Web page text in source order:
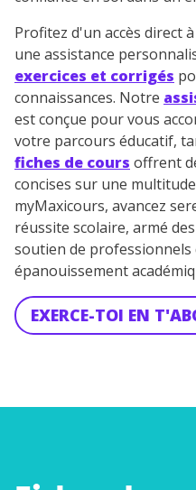
Profitez d'un accès direct
une assistance
exercices et corrigés
connaissances. Notre
est conçue pour vous
votre parcours éducatif,
fiches de cours offrent
concises sur une
myMaxicours, avancez
réussite scolaire, armé
soutien de professionnels
épanouissement
EXERCE-TOI EN